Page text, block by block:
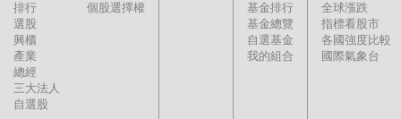
排行
選股
興櫃
產業
總經
三大法人
自選股
個股選擇權
基金排行
基金總覽
自選基金
我的組合
全球漲跌
指標看股市
各國強度比較
國際氣象台